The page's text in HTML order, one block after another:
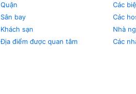
Quận
Sân bay
Khách sạn
Địa điểm được quan tâm
Các
Các
Nhà
Các